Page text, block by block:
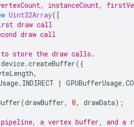
instanceCount,
Uint32Array([
draw call
draw call
store the draw calls.
device.createBuffer({
,
. INDIRECT | GPUBufferUsage.
(drawBuffer, 0, drawData);
a vertex buffer, and a